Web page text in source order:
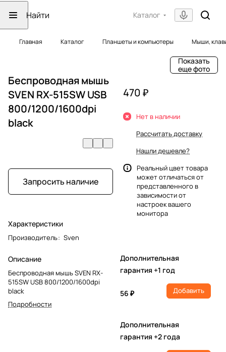
Каталог
Главная Каталог Планшеты и компьютеры Мыши,
Показать
еще фото
Беспроводная мышь
SVEN RX-515SW USB
800/1200/1600dpi
black
Запросить наличие
Характеристики
Производитель: Sven
Описание
Беспроводная мышь SVEN RX-
515SW USB 800/1200/1600dpi
black
Подробности
470 ₽
Нет в наличии
Рассчитать доставку
Нашли дешевле?
Реальный цвет товара
может отличаться от
представленного в
зависимости от
настроек вашего
монитора
Дополнительная
гарантия +1 год
56 ₽ Добавить
Дополнительная
гарантия +2 года